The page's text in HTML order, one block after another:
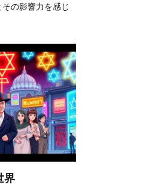
の影響力を感じ
界